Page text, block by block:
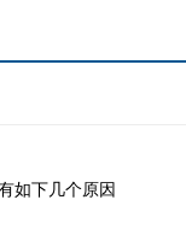
如下几个原因